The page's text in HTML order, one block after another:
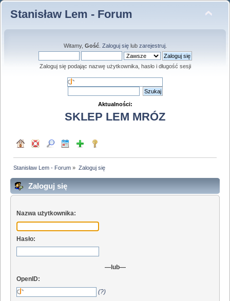
Stanisław Lem - Forum
Witamy, Gość. Zaloguj sięlub zarejestruj.
Zaloguj się podając nazwę użytkownika, hasło i długość sesji
Aktualności:
SKLEP LEM MRÓZ
Stanisław Lem - Forum » Zaloguj się
Zaloguj się
Nazwa użytkownika:
Hasło:
—lub—
OpenID:
(?)